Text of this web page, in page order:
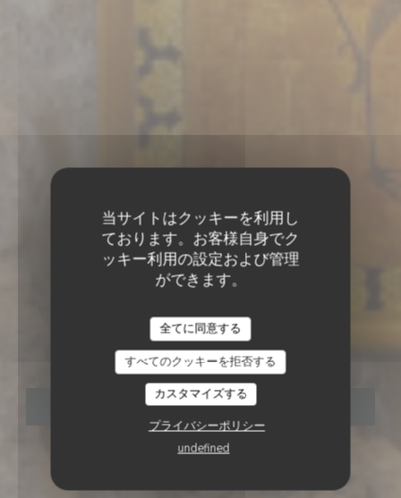
当サイトはクッキーを利用し
ております。お客様自身でク
ッキー利用の設定および管理
ができます。
全てに同意する
すべてのクッキーを拒否する
カスタマイズする
プライバシーポリシー
undefined
SAGAN
予約
SAGAN